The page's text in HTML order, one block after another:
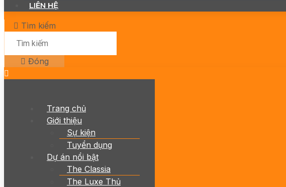
LIÊN HỆ
Tìm kiếm
Đóng
Trang chủ
Giới thiệu
Sự kiện
Tuyển dụng
Dự án nổi bật
The Classia
The Luxe Thủ